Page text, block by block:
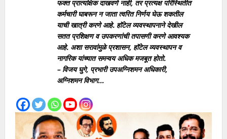
फक्त प्रात्यक्षिक दाखवणे नाही, तर प्रत्यक्ष परिस्थितीत
कर्मचारी घाबरून न जाता त्वरित निर्णय घेऊ शकतील
याची खात्री करणे आहे. हॉटेल व्यवस्थापनाने देखील
सतत प्रशिक्षण व उपकरणांची तपासणी करणे आवश्यक
आहे. अशा सरावांमुळे प्रशासन, हॉटेल व्यवस्थापन व
नागरिक यांच्यात समन्वय अधिक मजबूत होतो.
– विजय घुगे, प्रभारी उपअग्निशमन अधिकारी,
अग्निशमन विभाग…